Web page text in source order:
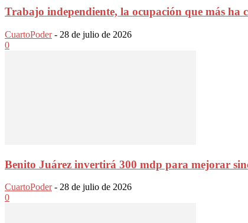
Trabajo independiente, la ocupación que más ha
CuartoPoder - 28 de julio de 2026
0
Benito Juárez invertirá 300 mdp para mejorar
CuartoPoder - 28 de julio de 2026
0